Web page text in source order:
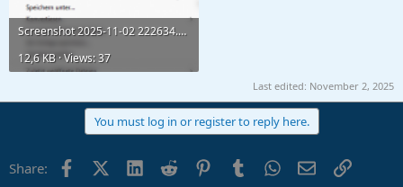
Screenshot 2025-11-02 222634.png
12,6 KB · Views: 37
Last edited: November 2, 2025
You must log in or register to reply here.
Share: FacebookX (Twitter)
LinkedIn
Reddit PinterestTumblrWhatsApp
EmailLink